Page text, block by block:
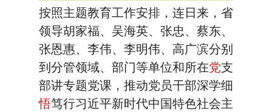
按照主题教育工作安排，连日来，省
领导胡家福、吴海英、张忠、蔡东、
张恩惠、李伟、李明伟、高广滨分别
到分管领域、部门等单位和所在党支
部讲专题党课，推动党员干部深学细
悟笃行习近平新时代中国特色社会主